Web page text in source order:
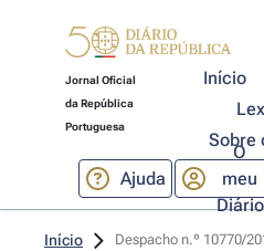
Jornal Oficial
da República
Portuguesa
Início
Sobre
Ajuda
O
meu
Diário
Início Despacho n.º 10770/